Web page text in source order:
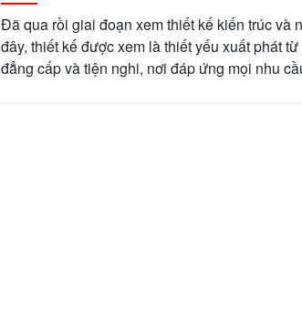
Đã qua rồi giai đoạn xem thiết kế kiến trúc và
đây, thiết kế được xem là thiết yếu xuất phát
đẳng cấp và tiện nghi, nơi đáp ứng mọi nhu